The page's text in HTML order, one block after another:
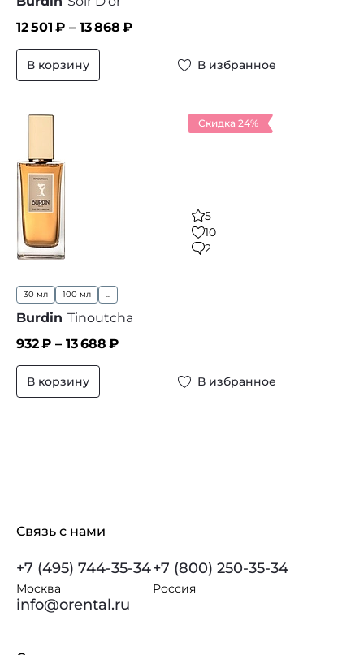
12 501 ₽ – 13 868 ₽
В корзину В избранное
Скидка 24%
5
10
2
30 мл 100 мл ...
Burdin Tinoutcha
932₽ – 13 688 ₽
В корзину В избранное
Связь с нами
+7 (495) 744-35-34
Москва
+7 (800) 250-35-34
Россия
info@orental.ru